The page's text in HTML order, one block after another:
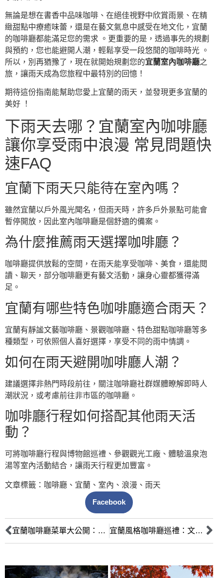
無論是想在書香中品味咖啡、在絕佳視野中欣賞雨景、在精
緻甜點中療癒味蕾，還是在藝文氣息中感受在地文化，宜蘭
的咖啡廳都能滿足您的需求 。更重要的是，透過事先的規劃
與預約，您也能避開人潮，輕鬆享受一段悠閒的咖啡時光 。
所以，別再猶豫了，現在就開始規劃您的宜蘭室內咖啡廳之
旅，讓雨天成為您旅程中最特別的回憶！
期待這份指南能幫助您愛上宜蘭的雨天，並發現更多宜蘭的
美好 ！
下雨天去哪？宜蘭室內咖啡廳
讓你享受雨中浪漫 常見問題快
速FAQ
宜蘭下雨天只能待在室內嗎？
雖然宜蘭以戶外風光聞名，但雨天時，許多戶外景點可能會
暫停開放，因此室內咖啡廳是個舒適的備案。
為什麼推薦雨天選擇咖啡廳？
咖啡廳提供放鬆的空間，在雨天能享受咖啡、美食，還能閱
讀、聊天，部分咖啡廳更有藝文活動，讓身心靈都獲得滿
足。
宜蘭有哪些特色咖啡廳適合雨天？
宜蘭有靜謐文藝咖啡廳、景觀咖啡廳、特色甜點咖啡廳等多
種類型，可依照個人喜好選擇，享受不同的雨中情調。
如何在雨天避開咖啡廳人潮？
建議選擇非熱門時段前往，關注咖啡廳社群媒體瞭解即時人
潮狀況，或考慮前往非市區的咖啡廳。
咖啡廳行程如何搭配其他雨天活
動？
可將咖啡廳行程與博物館巡禮、參觀觀光工廠、體驗溫泉泡
湯等室內活動結合，讓雨天行程更加豐富。
文章標籤： 咖啡廳 、 宜蘭 、 室內 、 浪漫 、 雨天
Facebook
宜蘭咖啡廳菜單大公開：不只咖啡，特色甜點輕食攻略 宜蘭風格咖啡廳巡禮：文青老宅、海景咖啡，品味獨特宜蘭咖啡香